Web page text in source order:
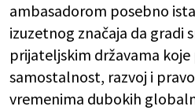
ambasadorom posebno
izuzetnog značaja da gradi
prijateljskim državama koje
samostalnost, razvoj i
vremenima dubokih